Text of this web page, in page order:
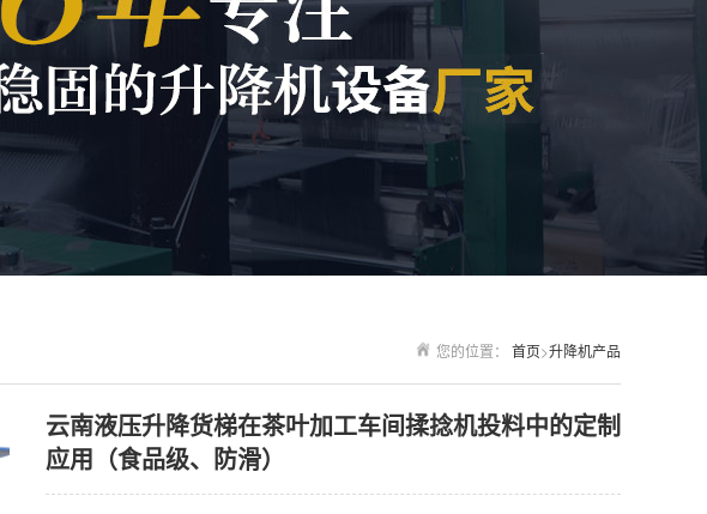
您的位置： 首页>升降机产品
云南液压升降货梯在茶叶加工车间揉捻机投料中的定制
应用（食品级、防滑）